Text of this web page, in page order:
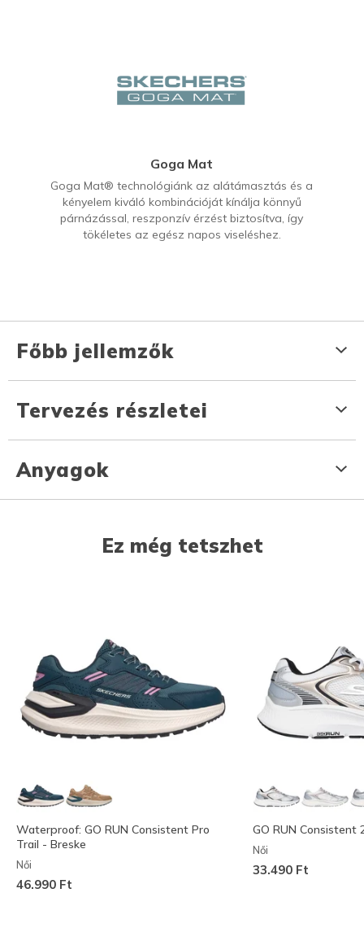
Goga Mat
Goga Mat® technológiánk az alátámasztás és a
kényelem kiváló kombinációját kínálja könnyű
párnázással, reszponzív érzést biztosítva, így
tökéletes az egész napos viseléshez.
Főbb jellemzők
Tervezés részletei
Anyagok
Ez még tetszhet
Waterproof: GO RUN Consistent Pro
Trail - Breske
Női
46.990 Ft
GO RUN Consistent
Női
33.490 Ft